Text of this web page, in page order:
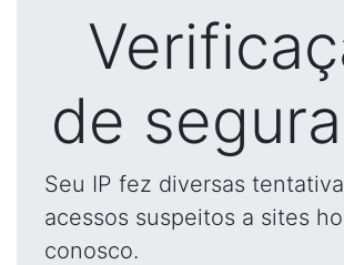
de
Seu IP fez diversas
acessos suspeitos a sites
conosco.